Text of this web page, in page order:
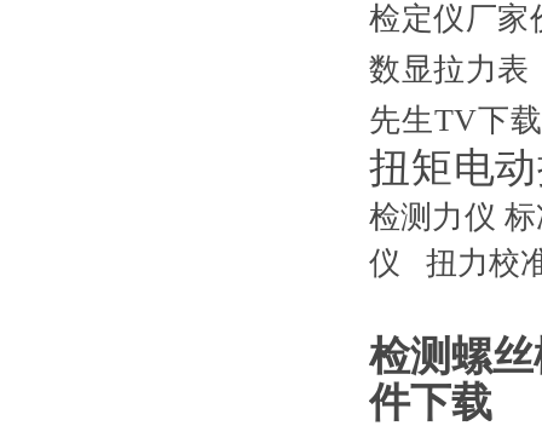
检定仪厂家
数显拉力表
先生TV下
扭矩电
检测力仪
仪 扭力校
检测螺
件下载